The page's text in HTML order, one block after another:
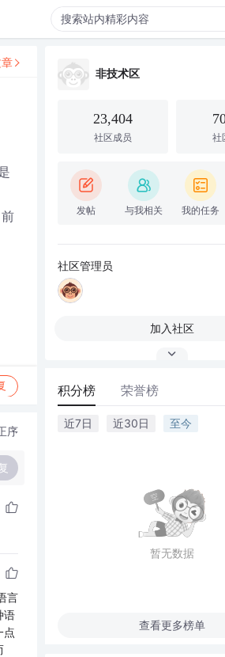
序
言
语
点
非技术区
23,404
社区成员 社
发帖 与我相关 我的任务
社区管理员
加入社区
积分榜 荣誉榜
近7日 近30日 至今
暂无数据
查看更多榜单